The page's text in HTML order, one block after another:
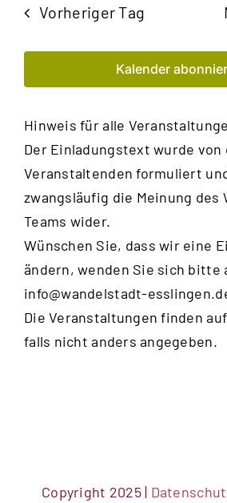
Vorheriger Tag
Kalender
Hinweis für alle
Der Einladungstext wurde von
Veranstaltenden formuliert
zwangsläufig die Meinung des
Teams wider.
Wünschen Sie, dass wir eine
ändern, wenden Sie sich bitte
info@wandelstadt-
Die Veranstaltungen finden
falls nicht anders angegeben.
Copyright 2025 |